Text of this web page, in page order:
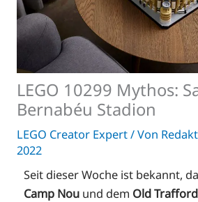
LEGO 10299 Mythos:
Bernabéu Stadion
LEGO Creator Expert/ Von
2022
Seit dieser Woche ist bekannt,
Camp Nouund dem Old Trafford